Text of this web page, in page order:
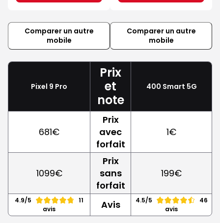
Comparer un autre
mobile
Comparer un autre
mobile
Pixel 9 Pro
Prix
et
note
400 Smart 5G
681€
Prix
avec
forfait
1€
1099€
Prix
sans
forfait
199€
4.9/5
11
avis
Avis 4.5/5
46
avis